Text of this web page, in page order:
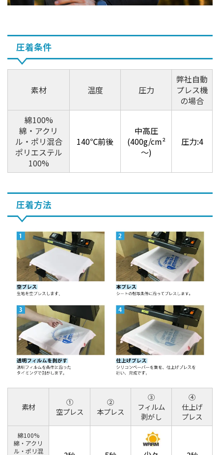
圧着条件
素材 温度 圧力
弊社自動
プレス機
の場合
綿100%
綿・アクリ
ル・ポリ混合
ポリエステル
100%
140℃前後
中高圧
(400g/cm²
～)
圧力:4
圧着方法
素材
①
空プレス
②
本プレス
③
フィルム
剥がし
④
仕上げ
プレス
綿100%
綿・アクリ
ル・ポリ混